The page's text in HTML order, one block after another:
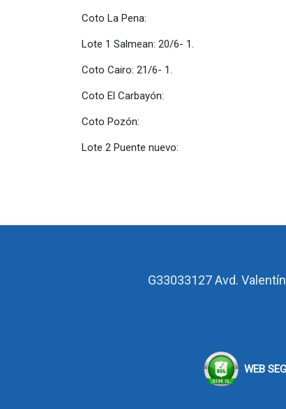
Coto La Pena: Total la
Lote 1 Salmean: 20/6- 1. Total
Coto Cairo: 21/6- 1. Total
Coto El Carbayón: Total
Coto Pozón: Total
Lote 2 Puente nuevo: Total
G33033127Avd.
WEB